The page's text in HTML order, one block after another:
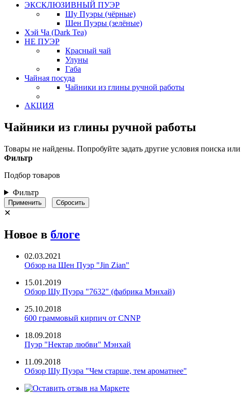
ЭКСКЛЮЗИВНЫЙ ПУЭР
Шу Пуэры (чёрные)
Шен Пуэры (зелёные)
Хэй Ча (Dark Tea)
НЕ ПУЭР
Красный чай
Улуны
Габа
Чайная посуда
Чайники из глины ручной работы
АКЦИЯ
Чайники из глины ручной работы
Товары не найдены. Попробуйте задать другие условия поиска или
Фильтр
Подбор товаров
Фильтр
Применить Сбросить
✕
Новое в блоге
02.03.2021
Обзор на Шен Пуэр "Jin Zian"
15.01.2019
Обзор Шу Пуэра "7632" (фабрика Мэнхай)
25.10.2018
600 граммовый кирпич от CNNP
18.09.2018
Пуэр "Нектар любви" Мэнхай
11.09.2018
Обзор Шу Пуэра "Чем старше, тем ароматнее"